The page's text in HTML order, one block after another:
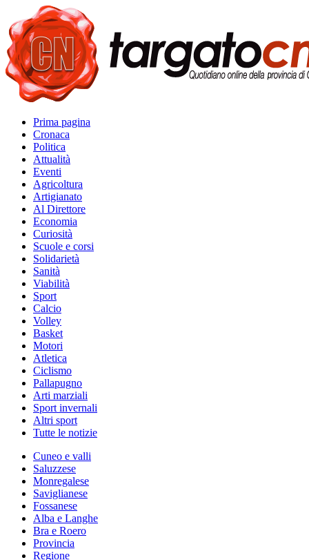
Prima pagina
Cronaca
Politica
Attualità
Eventi
Agricoltura
Artigianato
Al Direttore
Economia
Curiosità
Scuole e corsi
Solidarietà
Sanità
Viabilità
Sport
Calcio
Volley
Basket
Motori
Atletica
Ciclismo
Pallapugno
Arti marziali
Sport invernali
Altri sport
Tutte le notizie
Cuneo e valli
Saluzzese
Monregalese
Saviglianese
Fossanese
Alba e Langhe
Bra e Roero
Provincia
Regione